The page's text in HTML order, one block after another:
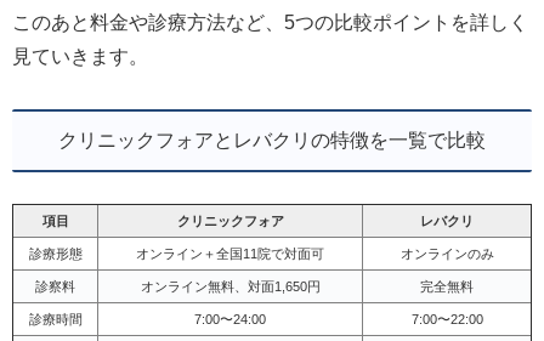
このあと料金や診療方法など、5つの比較ポイントを詳しく
見ていきます。
クリニックフォアとレバクリの特徴を一覧で比較
項目 クリニックフォア レバクリ
診療形態 オンライン＋全国11院で対面可 オンラインのみ
診察料 オンライン無料、対面1,650円 完全無料
診療時間 7:00〜24:00 7:00〜22:00